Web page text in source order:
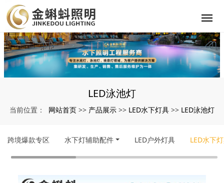
LED泳池灯
当前位置： 网站首页 >> 产品展示 >> LED水下灯具 >> LED泳池灯
跨境爆款专区 水下灯辅助配件 LED户外灯具 LED水下